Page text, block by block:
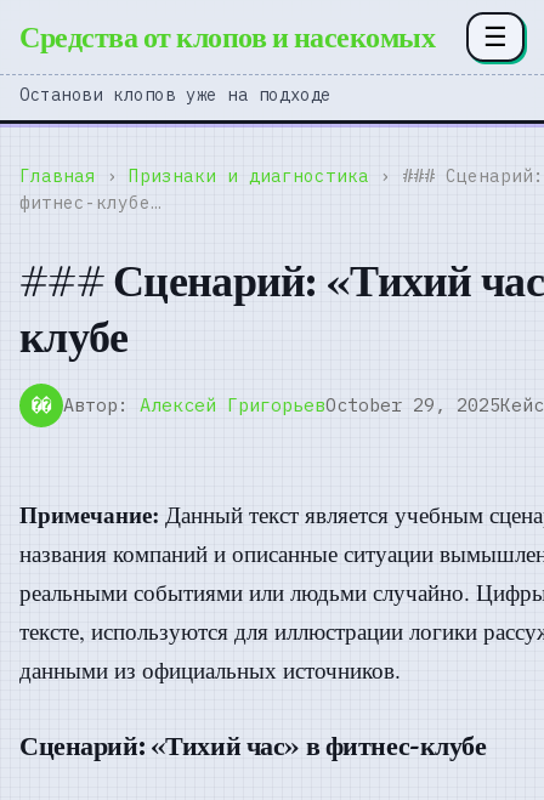
Средства от клопов и насекомых ☰
Останови клопов уже на подходе
Главная › Признаки и диагностика
› ###
фитнес-клубе…
### Сценарий: «Тихий
клубе
�� Автор: Алексей ГригорьевOctober 29, 2025Кейс
Примечание: Данный текст является учебным
названия компаний и описанные ситуации
реальными событиями или людьми случайно.
тексте, используются для иллюстрации логики
данными из официальных источников.
Сценарий: «Тихий час» в фитнес-клубе